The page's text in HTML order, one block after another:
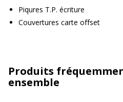
Piqures T.P. écriture
Couvertures carte offset
Produits
ensemble